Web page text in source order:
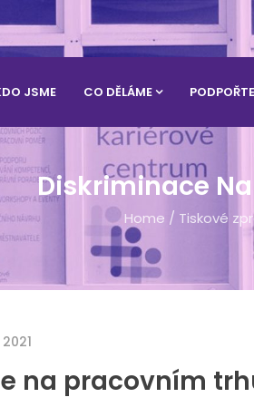
JSME CO DĚLÁME
Diskriminace
Home / Tiskové
2021
na pracovním